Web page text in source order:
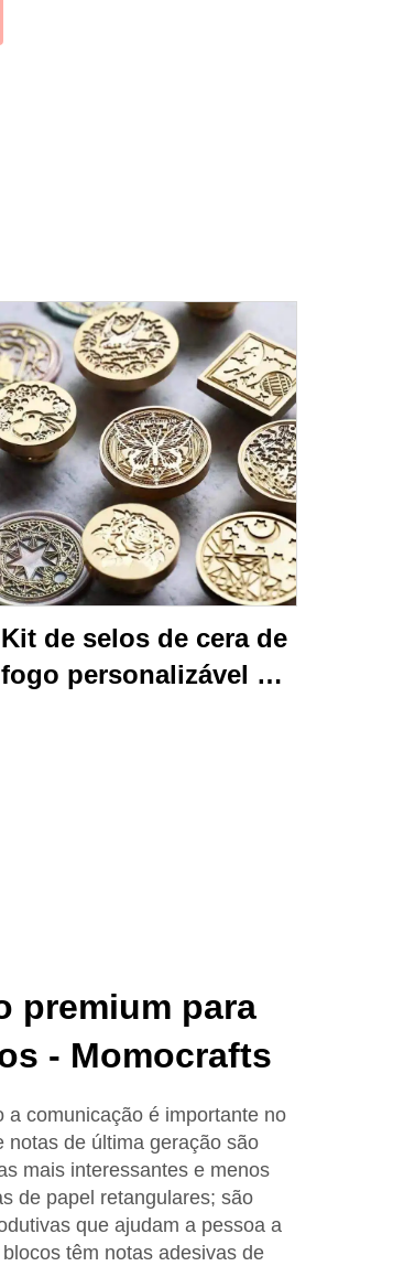
Kit de selos de cera de
fogo personalizável de
premium para
- Momocrafts
a comunicação é importante no
notas de última geração são
mais interessantes e menos
de papel retangulares; são
que ajudam a pessoa a
têm notas adesivas de